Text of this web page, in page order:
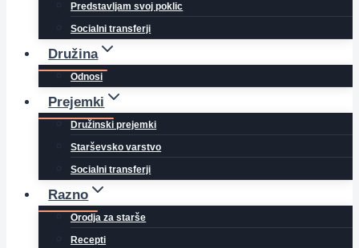
Predstavljam svoj poklic
Socialni transferji
Družina
Odnosi
Prejemki
Družinski prejemki
Starševsko varstvo
Socialni transferji
Razno
Orodja za starše
Recepti